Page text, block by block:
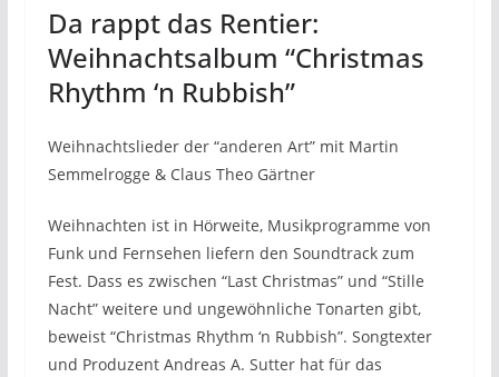
Da rappt das Rentier:
Weihnachtsalbum “Christmas
Rhythm ‘n Rubbish”
Weihnachtslieder der “anderen Art” mit Martin
Semmelrogge & Claus Theo Gärtner
Weihnachten ist in Hörweite, Musikprogramme von
Funk und Fernsehen liefern den Soundtrack zum
Fest. Dass es zwischen “Last Christmas” und “Stille
Nacht” weitere und ungewöhnliche Tonarten gibt,
beweist “Christmas Rhythm ‘n Rubbish”. Songtexter
und Produzent Andreas A. Sutter hat für das